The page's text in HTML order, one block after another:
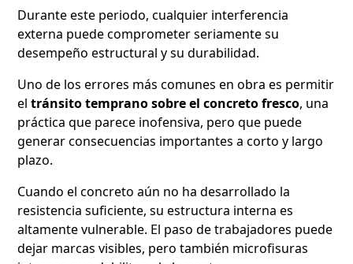
Durante este periodo, cualquier interferencia
externa puede comprometer seriamente su
desempeño estructural y su durabilidad.
Uno de los errores más comunes en obra es permitir
eltránsito temprano sobre el concreto fresco, una
práctica que parece inofensiva, pero que puede
generar consecuencias importantes a corto y largo
plazo.
Cuando el concreto aún no ha desarrollado la
resistencia suficiente, su estructura interna es
altamente vulnerable. El paso de trabajadores puede
dejar marcas visibles, pero también microfisuras